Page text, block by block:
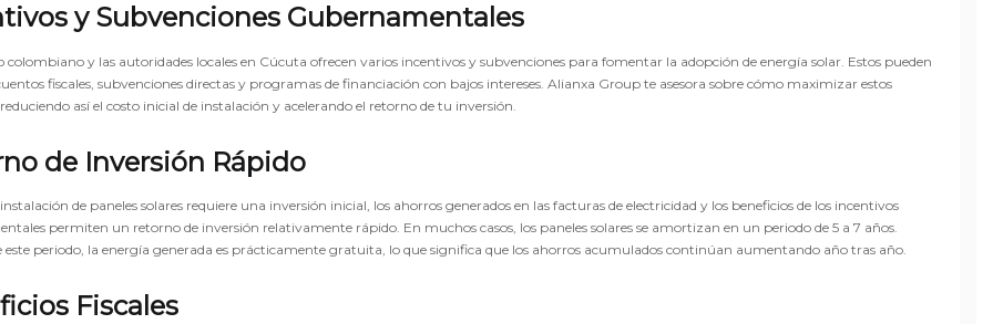
y Subvenciones Gubernamentales
colombiano y las autoridades locales en Cúcuta ofrecen varios incentivos y subvenciones para fomentar la adopción de energía solar. Estos pueden
fiscales, subvenciones directas y programas de financiación con bajos intereses. Alianxa Group te asesora sobre cómo maximizar estos
así el costo inicial de instalación y acelerando el retorno de tu inversión.
de Inversión Rápido
de paneles solares requiere una inversión inicial, los ahorros generados en las facturas de electricidad y los beneficios de los incentivos
permiten un retorno de inversión relativamente rápido. En muchos casos, los paneles solares se amortizan en un periodo de 5 a 7 años.
este periodo, la energía generada es prácticamente gratuita, lo que significa que los ahorros acumulados continúan aumentando año tras año.
Fiscales